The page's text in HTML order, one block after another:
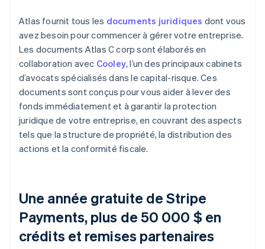
Atlas fournit tous les documents juridiques dont vous
avez besoin pour commencer à gérer votre entreprise.
Les documents Atlas C corp sont élaborés en
collaboration avec Cooley, l’un des principaux cabinets
d’avocats spécialisés dans le capital-risque. Ces
documents sont conçus pour vous aider à lever des
fonds immédiatement et à garantir la protection
juridique de votre entreprise, en couvrant des aspects
tels que la structure de propriété, la distribution des
actions et la conformité fiscale.
Une année gratuite de Stripe
Payments, plus de 50 000 $ en
crédits et remises partenaires